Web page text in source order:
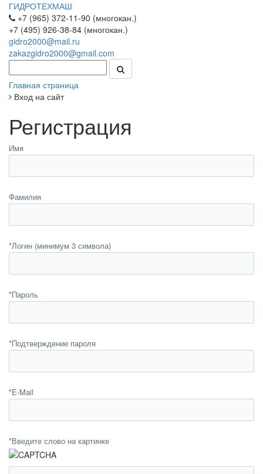
ГИДРОТЕХМАШ
+7 (965) 372-11-90 (многокан.)
+7 (495) 926-38-84 (многокан.)
gidro2000@mail.ru
zakazgidro2000@gmail.com
Главная страница
Вход на сайт
Регистрация
Имя
Фамилия
*Логин (минимум 3 символа)
*Пароль
*Подтверждение пароля
*E-Mail
*Введите слово на картинке